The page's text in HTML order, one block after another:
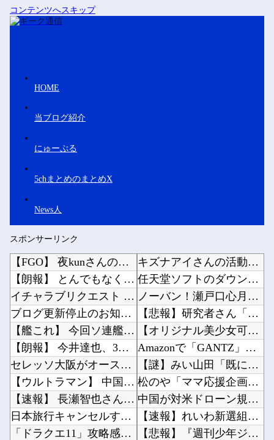
コンテンツへスキップ
HOME
当ブログ紹介
にゅーぷる
5chまとめのまとめX
News人
スポンサーリンク
【FGO】 夜kunさんのモルガンイラスト！！ 蝶の羽好きです！
【朗報】 とんでもなくエ●チなカステラが登場！
イチャラブリクエスト 第29話
ブログ更新停止のお知らせ
【艦これ】 今回ソ連艦てまたユーロの仲間入りしとんのか
【朗報】 今井達也、3回パーフェクト5者連続三振！
セレッソ大阪がオーストラリア代表MFジャクソン・アーバインを獲得か クラブはXに“匂わせ”...
【ウルトラマン】 中国のファンが作ったウルトラ問題児一覧ｗｗｗｗｗ
【速報】 長瀬智也さん、すね毛ハラスメントを謝罪「不快な思いをさせて申し訳ありませんでした...
日本旅行キャンセルすべきか…1万年ぶり史上最大級の火山の兆し＝韓国の反応
「ドラクエ11」攻略感想(54/クリア後)マルティナの「しんぴのビスチェ」可愛い！そしてメ...
キズナアイさんの活動内容、ガチでヤバい方向へ他
任天堂ソフトのダウンロード率61.5%www他
ノーバン！瀬戸口心月ちゃんのセレモニアルピッチの様子がコチラ！！！【乃木坂46】他
【悲報】研究者さん「株式投資にハマる若者はギャンブルにハマる若者と同じ傾向がある」ｗｗｗｗ...
【オリジナル美少女可動フィギュア】Idle Angels「堕天使 ルシファー」予約受付中【...
Amazonで「GANTZ」が全巻100円他
【謎】みい山田「既に印税1億円入ってます」←こいつがネットの叩き程度にムキになる理由他
松のや「ママ応援企画」がなぜ許されない？「窮屈な世の中」に住む不幸、「尊重し合える社会」は...
中国が対米ドローン規制強化して世界が騒然！←「事実上の禁輸措置か？」（海外の反応）他
【速報】れいわ新選組、「いのちの党」に改名他
【悲報】『週刊少年ジャンプ』発行部数が初の100万部割れ… 国内の紙雑誌で「100万部超」...